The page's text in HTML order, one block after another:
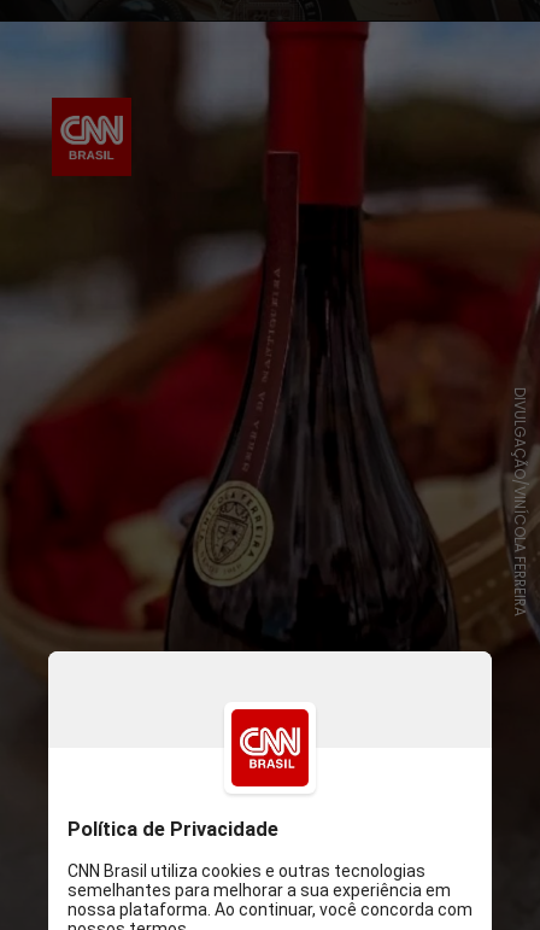
Localizado no centro de
, o espaço de vinhos e
das delimitações da vinícola, que
fica em Piranguçu, divisa entre São
Paulo e Minas Gerais
DIVULGAÇÃO/VINÍCOLA FERREIRA